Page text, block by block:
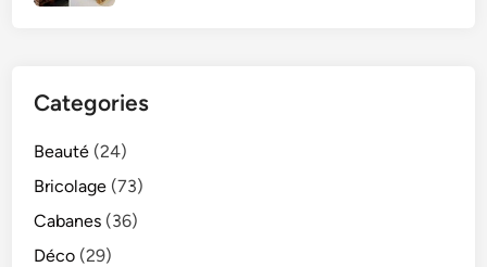
Categories
Beauté (24)
Bricolage (73)
Cabanes (36)
Déco (29)